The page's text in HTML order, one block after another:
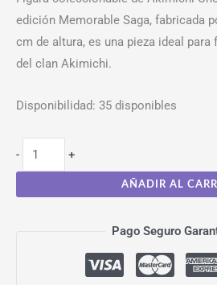
edición Memorable Saga, fabricada
cm de altura, es una pieza ideal
del clan Akimichi.
Disponibilidad: 35 disponibles
- +
AÑADIR AL
Pago Seguro